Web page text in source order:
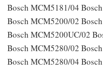
Bosch MCM5181/04
Bosch MCM5200/02
Bosch MCM5200UC/02
Bosch MCM5280/02
Bosch MCM5280/04